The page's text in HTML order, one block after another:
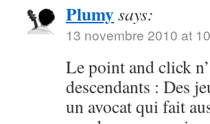
Plumysays:
13 novembre 2010 at
Le point and click
descendants : Des
un avocat qui fait